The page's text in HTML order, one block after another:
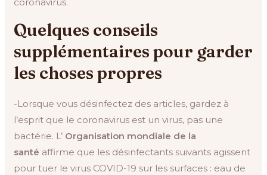
Quelques conseils
supplémentaires pour garder
les choses propres
-Lorsque vous désinfectez des articles, gardez à
l’esprit que le coronavirus est un virus, pas une
bactérie. L’ Organisation mondiale de la
santé affirme que les désinfectants suivants agissent
pour tuer le virus COVID-19 sur les surfaces : eau de